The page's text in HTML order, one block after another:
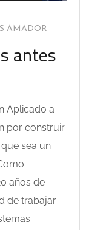
AMADOR
antes
Aplicado a
por construir
sea un
años de
de trabajar